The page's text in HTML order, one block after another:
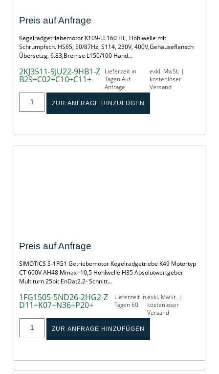
Preis auf Anfrage
Kegelradgetriebemotor K109-LE160 HE, Hohlwelle mit
Schrumpfsch. HS65, 50/87Hz, S114, 230V, 400V,Gehäuseflansch
Übersetzg, 6.83,Bremse L150/100 Hand…
2KJ3511-9JU22-9HB1-Z
B29+C02+C10+C11+
Lieferzeit in
Tagen Auf
Anfrage
exkl. MwSt. |
kostenloser
Versand
ZUR ANFRAGE HINZUFÜGEN
Preis auf Anfrage
SIMOTICS S-1FG1 Getriebemotor Kegelradgetriebe K49 Motortyp
CT 600V AH48 Mmax=10,5 Hohlwelle H35 Absolutwertgeber
Multiturn 25bit EnDat2.2- Schnitt…
1FG1505-5ND26-2HG2-Z
D11+K07+N36+P20+
Lieferzeit in
Tagen 60
exkl. MwSt. |
kostenloser
Versand
ZUR ANFRAGE HINZUFÜGEN